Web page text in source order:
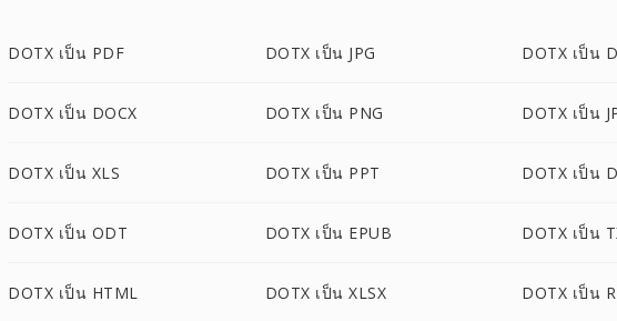
DOTX เป็น PDF DOTX เป็น JPG DOTX เป็น
DOTX เป็น DOCX DOTX เป็น PNG DOTX เป็น
DOTX เป็น XLS DOTX เป็น PPT DOTX เป็น
DOTX เป็น ODT DOTX เป็น EPUB DOTX เป็น
DOTX เป็น HTML DOTX เป็น XLSX DOTX เป็น